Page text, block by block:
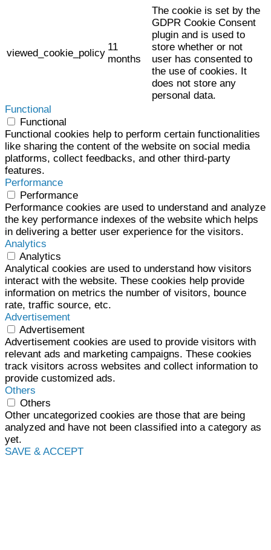
viewed_cookie_policy
11
months
The cookie is set by the
GDPR Cookie Consent
plugin and is used to
store whether or not
user has consented to
the use of cookies. It
does not store any
personal data.
Functional
Functional
Functional cookies help to perform certain functionalities
like sharing the content of the website on social media
platforms, collect feedbacks, and other third-party
features.
Performance
Performance
Performance cookies are used to understand and analyze
the key performance indexes of the website which helps
in delivering a better user experience for the visitors.
Analytics
Analytics
Analytical cookies are used to understand how visitors
interact with the website. These cookies help provide
information on metrics the number of visitors, bounce
rate, traffic source, etc.
Advertisement
Advertisement
Advertisement cookies are used to provide visitors with
relevant ads and marketing campaigns. These cookies
track visitors across websites and collect information to
provide customized ads.
Others
Others
Other uncategorized cookies are those that are being
analyzed and have not been classified into a category as
yet.
SAVE & ACCEPT